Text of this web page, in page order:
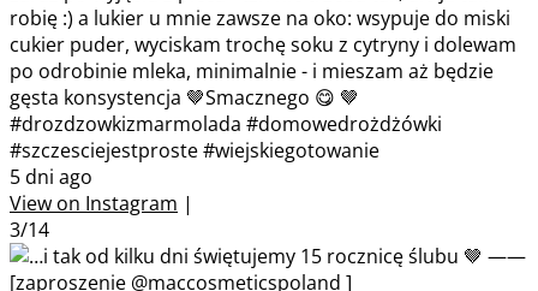
robię :) a lukier u mnie zawsze na oko: wsypuje do miski
cukier puder, wyciskam trochę soku z cytryny i dolewam
po odrobinie mleka, minimalnie - i mieszam aż będzie
gęsta konsystencja 🤎Smacznego 😋 🤎
#drozdzowkizmarmolada #domowedrożdżówki
#szczesciejestproste #wiejskiegotowanie
5 dni ago
View on Instagram |
3/14